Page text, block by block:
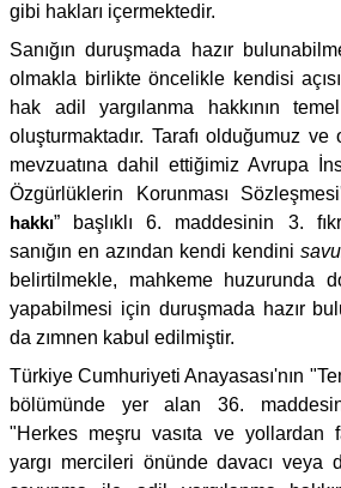
gibi hakları içermektedir.
Sanığın duruşmada hazır
olmakla birlikte öncelikle kendisi
hak adil yargılanma hakkının
oluşturmaktadır. Tarafı olduğumuz
mevzuatına dahil ettiğimiz Avrupa
Özgürlüklerin Korunması
hakkı” başlıklı 6. maddesinin 3.
sanığın en azından kendi kendini
belirtilmekle, mahkeme huzurunda
yapabilmesi için duruşmada hazır
da zımnen kabul edilmiştir.
Türkiye Cumhuriyeti Anayasası'nın
bölümünde yer alan 36.
"Herkes meşru vasıta ve yollardan
yargı mercileri önünde davacı veya